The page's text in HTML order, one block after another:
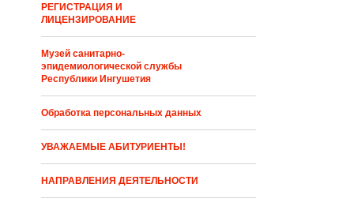
РЕГИСТРАЦИЯ И
ЛИЦЕНЗИРОВАНИЕ
Музей санитарно-
эпидемиологической службы
Республики Ингушетия
Обработка персональных данных
УВАЖАЕМЫЕ АБИТУРИЕНТЫ!
НАПРАВЛЕНИЯ ДЕЯТЕЛЬНОСТИ